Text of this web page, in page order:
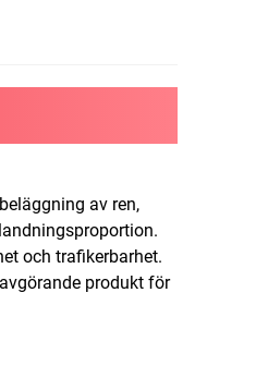
av ren,
och trafikerbarhet.
produkt för